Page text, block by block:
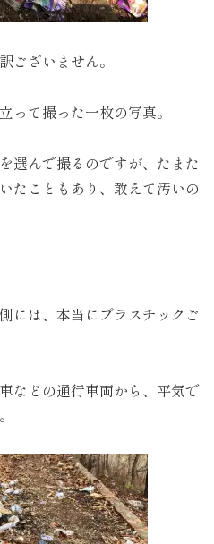
ございません。
って撮った一枚の写真。
選んで撮るのですが、たまた
たこともあり、敢えて汚いの
には、本当にプラスチックご
などの通行車両から、平気で